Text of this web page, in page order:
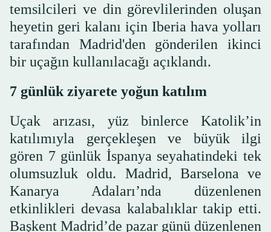
temsilcileri ve din görevlilerinden oluşan
heyetin geri kalanı için Iberia hava yolları
tarafından Madrid'den gönderilen ikinci
bir uçağın kullanılacağı açıklandı.
7 günlük ziyarete yoğun katılım
Uçak arızası, yüz binlerce Katolik’in
katılımıyla gerçekleşen ve büyük ilgi
gören 7 günlük İspanya seyahatindeki tek
olumsuzluk oldu. Madrid, Barselona ve
Kanarya Adaları’nda düzenlenen
etkinlikleri devasa kalabalıklar takip etti.
Başkent Madrid’de pazar günü düzenlenen